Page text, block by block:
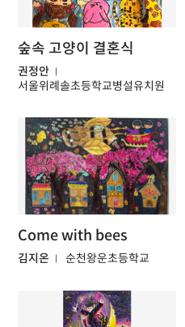
숲속 고양이 결혼식
권정안
서울위례솔초등학교병설유치원
Come with bees
김지온 순천왕운초등학교